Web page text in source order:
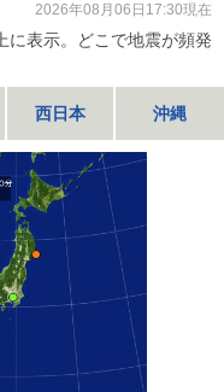
2026年08月06日17:30現在
に表示。どこで地震が頻発
西日本 沖縄